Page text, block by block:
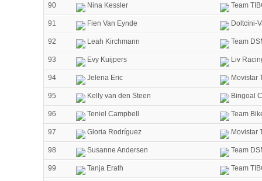
90 Nina Kessler Team
91 Fien Van Eynde Doltcini-
92 Leah Kirchmann Team
93 Evy Kuijpers Liv
94 Jelena Eric Movistar
95 Kelly van den Steen Bingoal
96 Teniel Campbell Team
97 Gloria Rodríguez Movistar
98 Susanne Andersen Team
99 Tanja Erath Team